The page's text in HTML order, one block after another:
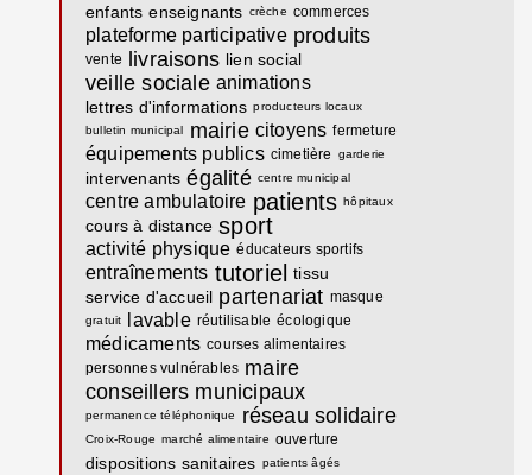
enfants enseignants crèche commerces
plateforme participative produits
vente livraisons lien social
veille sociale animations
lettres d'informations producteurs locaux
bulletin municipal
mairie citoyens fermeture
équipements publics cimetière garderie
intervenants égalité centre municipal
centre ambulatoire patients hôpitaux
cours à distance sport
activité physique éducateurs sportifs
entraînements tutoriel tissu
service d'accueil partenariat masque
gratuit lavable réutilisable écologique
médicaments courses alimentaires
personnes vulnérables maire
conseillers municipaux
permanence téléphonique réseau solidaire
Croix-Rouge marché alimentaire ouverture
dispositions sanitaires patients âgés